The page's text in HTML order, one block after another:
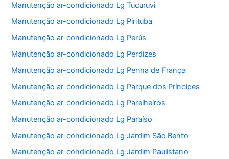
Manutenção ar-condicionado Lg Tucuruvi
Manutenção ar-condicionado Lg Pirituba
Manutenção ar-condicionado Lg Perús
Manutenção ar-condicionado Lg Perdizes
Manutenção ar-condicionado Lg Penha de França
Manutenção ar-condicionado Lg Parque dos Príncipes
Manutenção ar-condicionado Lg Parelheiros
Manutenção ar-condicionado Lg Paraíso
Manutenção ar-condicionado Lg Jardim São Bento
Manutenção ar-condicionado Lg Jardim Paulistano